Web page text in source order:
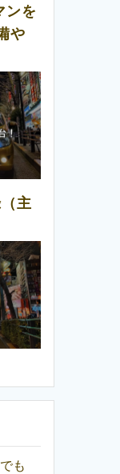
ンを
や
主
も